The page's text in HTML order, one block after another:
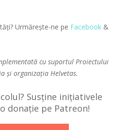
Urmărește-ne pe Facebook &
cu suportul Proiectului
și organizația Helvetas.
Susține inițiativele
donație pe Patreon!